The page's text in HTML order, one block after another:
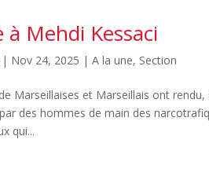
Mehdi Kessaci
| Nov 24, 2025 |A la une, Section
Marseillaises et Marseillais ont
des hommes de main des
qui...